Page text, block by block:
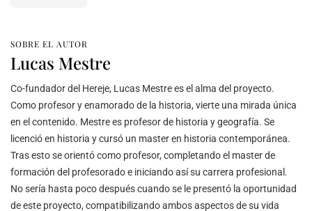
SOBRE EL AUTOR
Lucas Mestre
Co-fundador del Hereje, Lucas Mestre es el alma del proyecto.
Como profesor y enamorado de la historia, vierte una mirada única
en el contenido. Mestre es profesor de historia y geografía. Se
licenció en historia y cursó un master en historia contemporánea.
Tras esto se orientó como profesor, completando el master de
formación del profesorado e iniciando así su carrera profesional.
No sería hasta poco después cuando se le presentó la oportunidad
de este proyecto, compatibilizando ambos aspectos de su vida